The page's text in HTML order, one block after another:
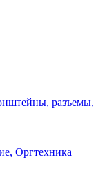
разъемы,
Оргтехника